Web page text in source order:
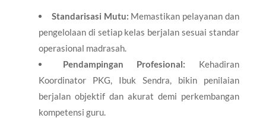
Standarisasi Mutu: Memastikan pelayanan dan
pengelolaan di setiap kelas berjalan sesuai standar
operasional madrasah.
Pendampingan Profesional: Kehadiran
Koordinator PKG, Ibuk Sendra, bikin penilaian
berjalan objektif dan akurat demi perkembangan
kompetensi guru.